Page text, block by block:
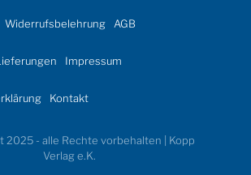
Widerrufsbelehrung AGB
Impressum
Kontakt
2025 - alle Rechte vorbehalten | Kopp
Verlag e.K.